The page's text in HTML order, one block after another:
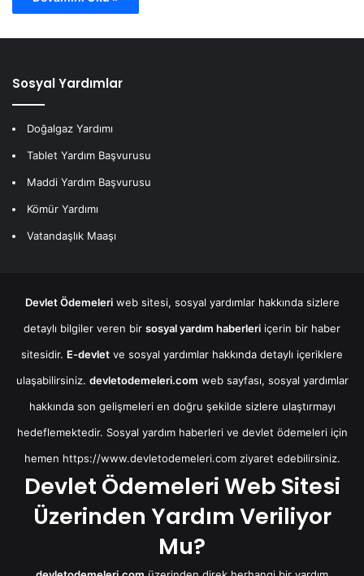
Sosyal Yardımlar
Doğalgaz Yardımı
Tablet Yardım Başvurusu
Maddi Yardım Başvurusu
Kömür Yardımı
Vatandaşlık Maaşı
Devlet Ödemeleriweb sitesi, sosyal yardımlar hakkında sizlere
detaylı bilgiler veren bir sosyal yardım haberleri içerin bir haber
sitesidir. E-devlet ve sosyal yardımlar hakkında detaylı içeriklere
ulaşabilirsiniz. devletodemeleri.com web sayfası, sosyal yardımlar
hakkında son gelişmeleri en doğru şekilde sizlere ulaştırmayı
hedeflemektedir. Sosyal yardım haberleri ve devlet ödemeleri için
hemen https://www.devletodemeleri.comziyaret edebilirsiniz.
Devlet Ödemeleri Web Sitesi
Üzerinden Yardım Veriliyor
Mu?